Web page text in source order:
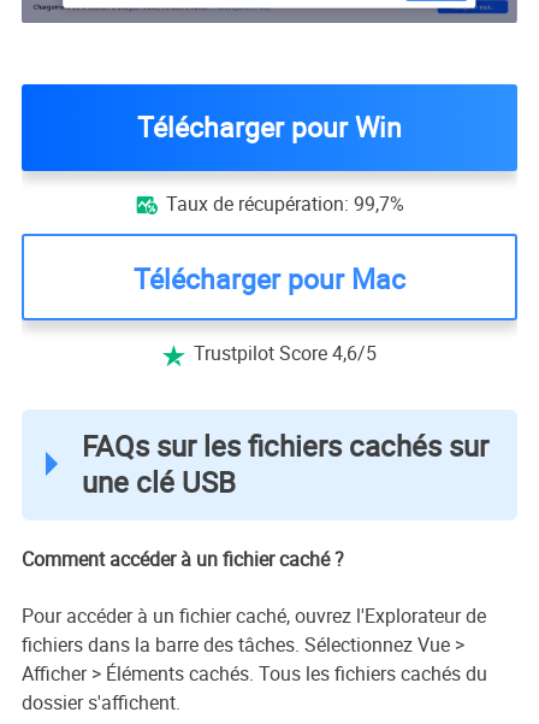
Télécharger pour Win
 Taux de récupération: 99,7%
Télécharger pour Mac
 Trustpilot Score 4,6/5
FAQs sur les fichiers cachés sur
une clé USB
Comment accéder à un fichier caché ?
Pour accéder à un fichier caché, ouvrez l'Explorateur de
fichiers dans la barre des tâches. Sélectionnez Vue >
Afficher > Éléments cachés. Tous les fichiers cachés du
dossier s'affichent.